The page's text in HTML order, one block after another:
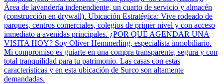
Área de lavandería independiente, un cuarto de servicio y almacén
(construcción en drywall). Ubicación Estratégica: Vive rodeado de
parques, centros comerciales, colegios de primer nivel y con acceso
inmediato a avenidas principales. ¿POR QUÉ AGENDAR UNA
VISITA HOY? Soy Oliver Hemmerling, especialista inmobiliario.
Mi compromiso es guiarte en una compra transparente, segura y con
total tranquilidad para tu patrimonio. Las casas con estas
características y en esta ubicación de Surco son altamente
demandadas.